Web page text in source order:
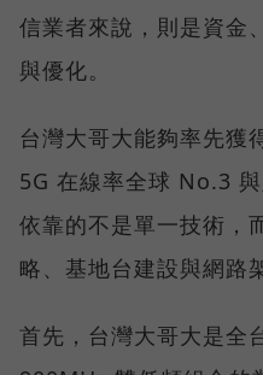
信業者來說，則是資金
與優化。
台灣大哥大能夠率先
5G 在線率全球 No.3
依靠的不是單一技術，
略、基地台建設與網路
首先，台灣大哥大是全